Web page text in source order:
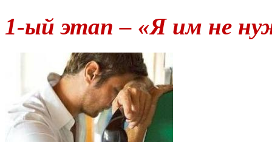
1-ый этап – «Я им не